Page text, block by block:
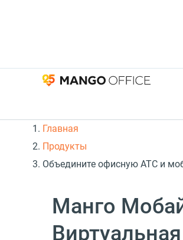
Главная
Продукты
Объедините офисную АТС и
Манго